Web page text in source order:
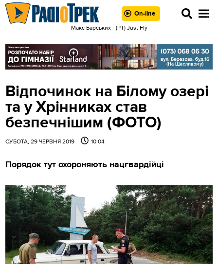
On-line
Макс Барських - (РТ) Just Fly
Відпочинок на Білому озері
та у Хрінниках став
безпечнішим (ФОТО)
СУБОТА, 29 ЧЕРВНЯ 2019 10:04
Порядок тут охороняють нацгвардійці